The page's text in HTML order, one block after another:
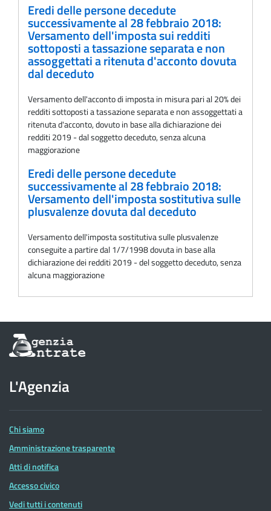
Eredi delle persone decedute
successivamente al 28 febbraio 2018:
Versamento dell'imposta sui redditi
sottoposti a tassazione separata e non
assoggettati a ritenuta d'acconto dovuta
dal deceduto
Versamento dell'acconto di imposta in misura pari al 20% dei
redditi sottoposti a tassazione separata e non assoggettati a
ritenuta d'acconto, dovuto in base alla dichiarazione dei
redditi 2019 - dal soggetto deceduto, senza alcuna
maggiorazione
Eredi delle persone decedute
successivamente al 28 febbraio 2018:
Versamento dell'imposta sostitutiva sulle
plusvalenze dovuta dal deceduto
Versamento dell'imposta sostitutiva sulle plusvalenze
conseguite a partire dal 1/7/1998 dovuta in base alla
dichiarazione dei redditi 2019 - del soggetto deceduto, senza
alcuna maggiorazione
Informazioni
sul
dell'Agenzia
delle
Entrate
L'Agenzia
Chi siamo
Amministrazione trasparente
Atti di notifica
Accesso civico
Vedi tutti i contenuti